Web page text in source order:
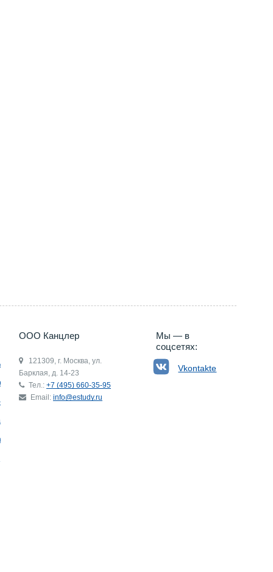
ООО Канцлер
121309, г. Москва, ул.
Барклая, д. 14-23
Тел.: +7 (495) 660-35-95
Email: info@estudy.ru
Мы — в
соцсетях:
Vkontakte